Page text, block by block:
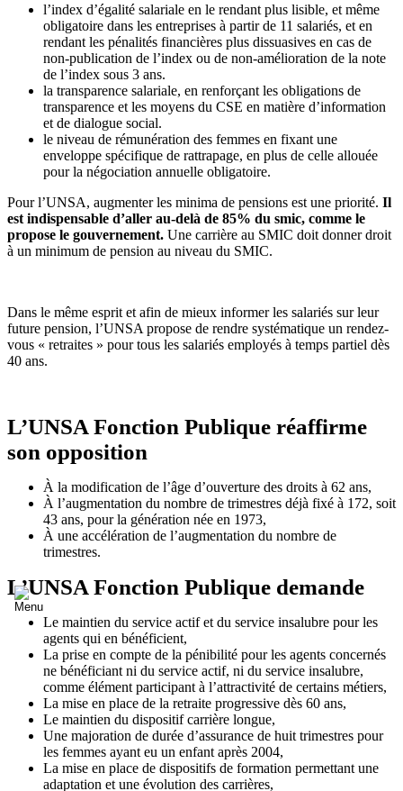
l’index d’égalité salariale en le rendant plus lisible, et même
obligatoire dans les entreprises à partir de 11 salariés, et en
rendant les pénalités financières plus dissuasives en cas de
non-publication de l’index ou de non-amélioration de la note
de l’index sous 3 ans.
la transparence salariale, en renforçant les obligations de
transparence et les moyens du CSE en matière d’information
et de dialogue social.
le niveau de rémunération des femmes en fixant une
enveloppe spécifique de rattrapage, en plus de celle allouée
pour la négociation annuelle obligatoire.
Pour l’UNSA, augmenter les minima de pensions est une priorité. Il
est indispensable d’aller au-delà de 85% du smic, comme le
propose le gouvernement. Une carrière au SMIC doit donner droit
à un minimum de pension au niveau du SMIC.
Dans le même esprit et afin de mieux informer les salariés sur leur
future pension, l’UNSA propose de rendre systématique un rendez-
vous « retraites » pour tous les salariés employés à temps partiel dès
40 ans.
L’UNSA Fonction Publique réaffirme
son opposition
À la modification de l’âge d’ouverture des droits à 62 ans,
À l’augmentation du nombre de trimestres déjà fixé à 172, soit
43 ans, pour la génération née en 1973,
À une accélération de l’augmentation du nombre de
trimestres.
L’UNSA Fonction Publique demande
Le maintien du service actif et du service insalubre pour les
agents qui en bénéficient,
La prise en compte de la pénibilité pour les agents concernés
ne bénéficiant ni du service actif, ni du service insalubre,
comme élément participant à l’attractivité de certains métiers,
La mise en place de la retraite progressive dès 60 ans,
Le maintien du dispositif carrière longue,
Une majoration de durée d’assurance de huit trimestres pour
les femmes ayant eu un enfant après 2004,
La mise en place de dispositifs de formation permettant une
adaptation et une évolution des carrières,